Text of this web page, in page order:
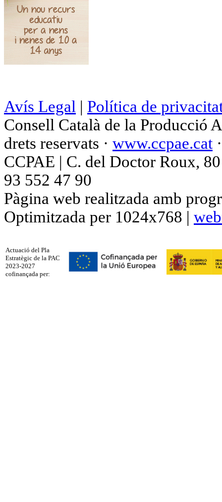
Avís Legal | Política de
Consell Català de la Producció
drets reservats · www.ccpae.cat
CCPAE | C. del Doctor Roux,
93 552 47 90
Pàgina web realitzada amb
Optimitzada per 1024x768 |
Actuació del Pla
Estratègic de la PAC
2023-2027
cofinançada per: